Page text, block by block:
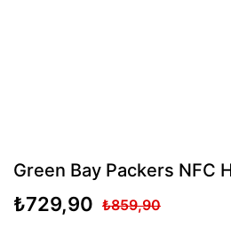
Green Bay Packers NFC
₺729,90 ₺859,90